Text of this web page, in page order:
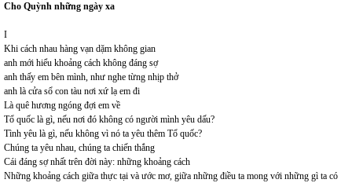
Cho Quỳnh những ngày xa
I
Khi cách nhau hàng vạn dặm không gian
anh mới hiểu khoảng cách không đáng sợ
anh thấy em bên mình, như nghe từng nhịp thở
anh là cửa sổ con tàu nơi xứ lạ em đi
Là quê hương ngóng đợi em về
Tổ quốc là gì, nếu nơi đó không có người mình yêu dấu?
Tình yêu là gì, nếu không vì nó ta yêu thêm Tổ quốc?
Chúng ta yêu nhau, chúng ta chiến thắng
Cái đáng sợ nhất trên đời này: những khoảng cách
Những khoảng cách giữa thực tại và ước mơ, giữa những điều ta mong với những gì ta có